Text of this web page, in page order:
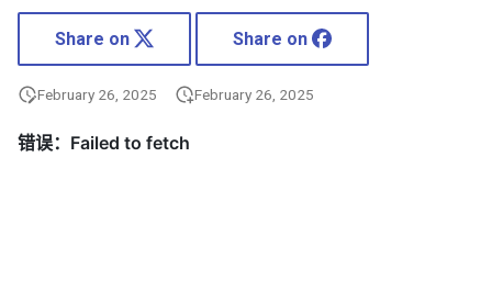
Share on Share on
February 26, 2025 February 26, 2025